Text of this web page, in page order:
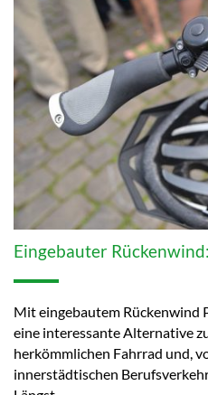
Eingebauter
Mit eingebautem Rückenwind
eine interessante Alternative
herkömmlichen Fahrrad und,
innerstädtischen